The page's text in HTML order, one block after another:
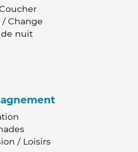
Change
de nuit
/ Loisirs